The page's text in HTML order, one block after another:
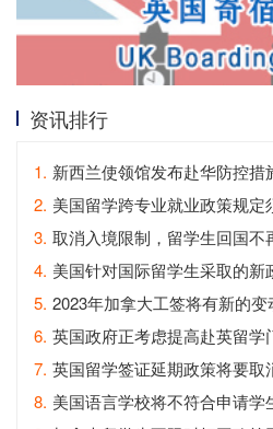
资讯排行
1. 新西兰使领馆发布赴华防控措
2. 美国留学跨专业就业政策规定
3. 取消入境限制，留学生回国不
4. 美国针对国际留学生采取的新
5. 2023年加拿大工签将有新的变
6. 英国政府正考虑提高赴英留学
7. 英国留学签证延期政策将要取
8. 美国语言学校将不符合申请学